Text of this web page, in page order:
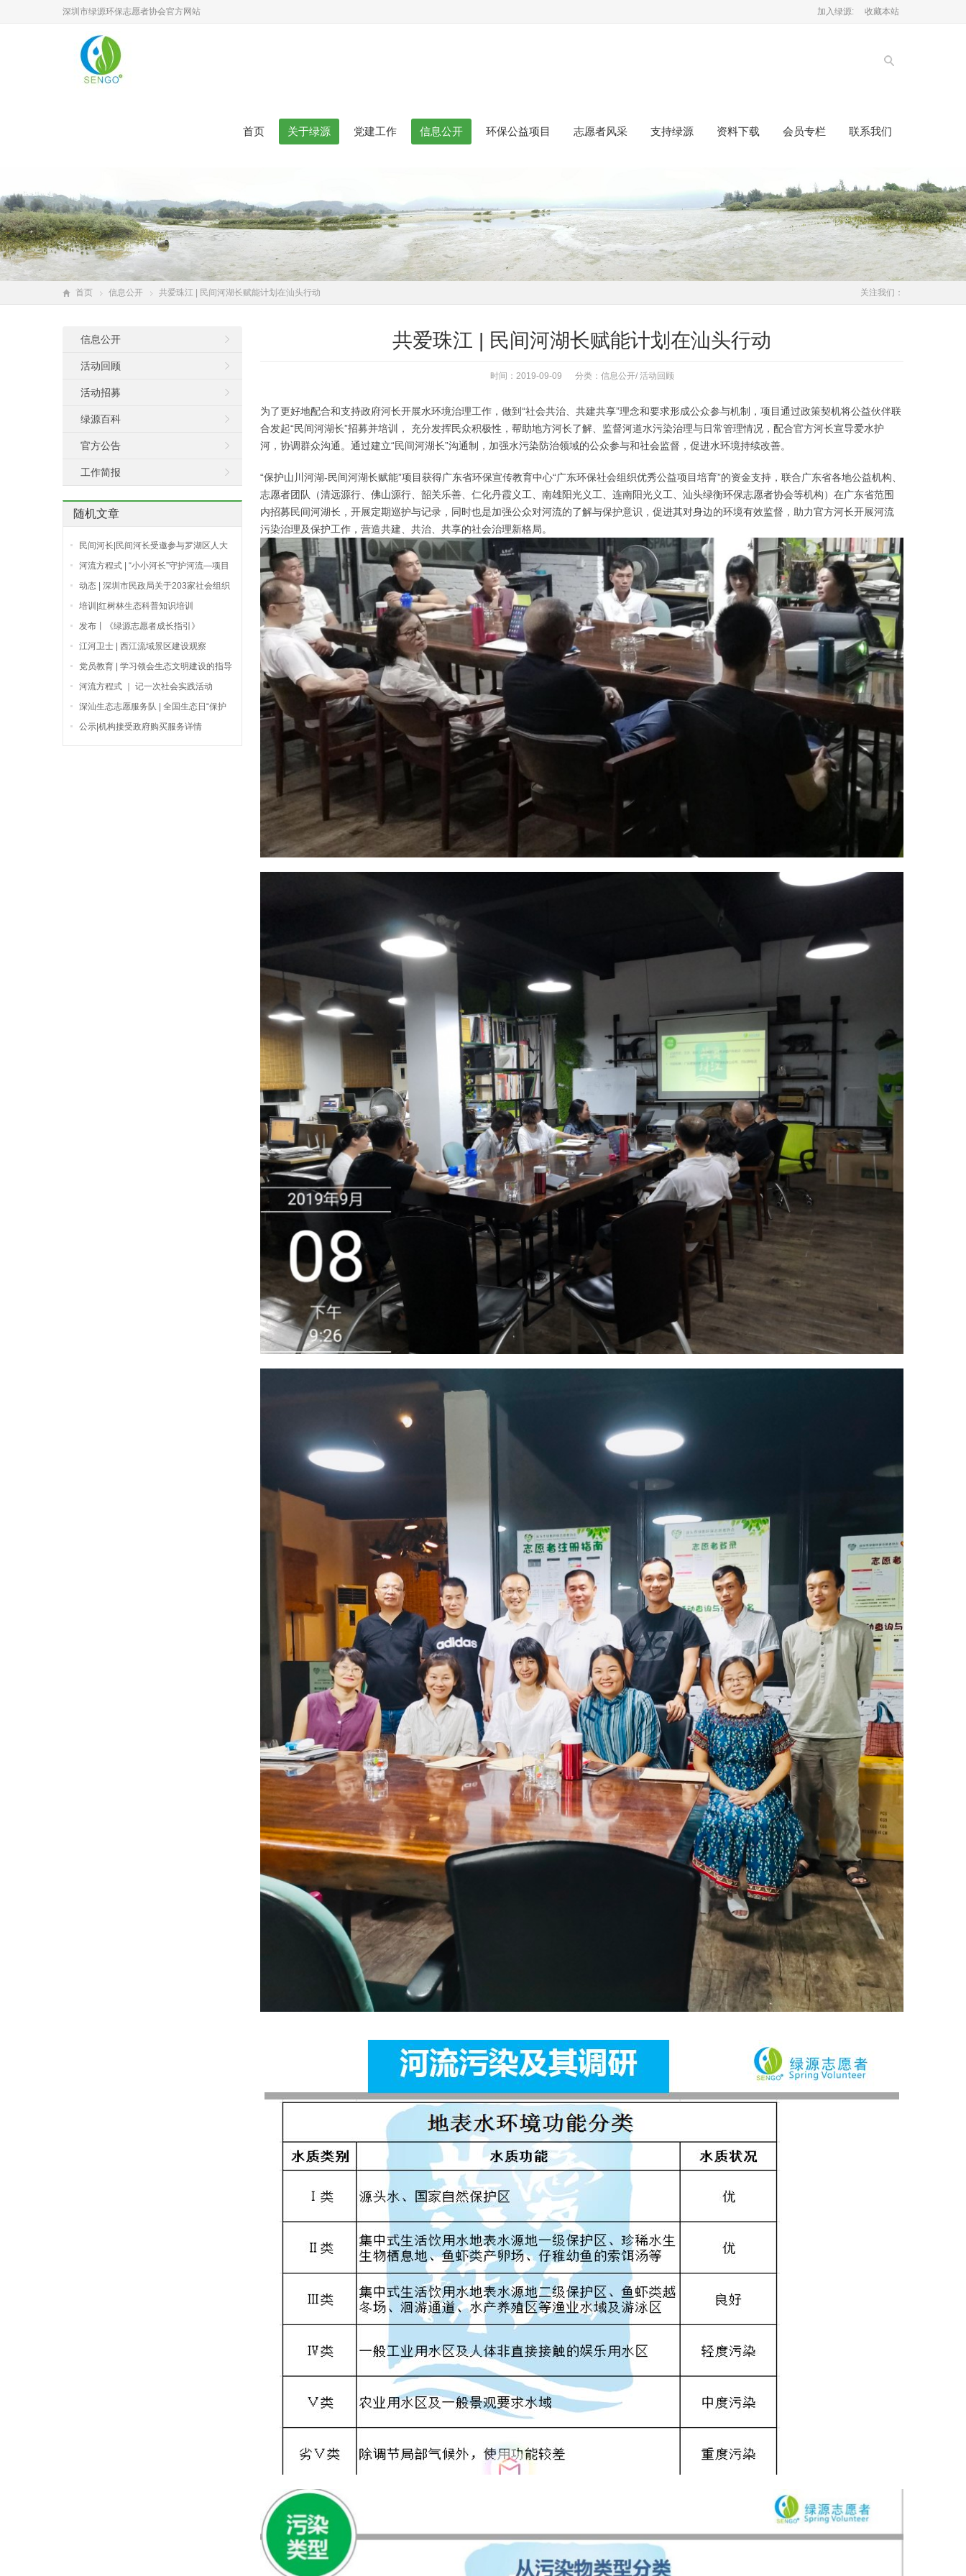
深圳市绿源环保志愿者协会官方网站 加入绿源: 收藏本站
首页 关于绿源 党建工作 信息公开 环保公益项目 志愿者风采 支持绿源 资料下载 会员专栏 联系我们
首页 信息公开 共爱珠江 | 民间河湖长赋能计划在汕头行动 关注我们：
共爱珠江 | 民间河湖长赋能计划在汕头行动
时间：2019-09-09 分类： 信息公开/ 活动回顾
为了更好地配合和支持政府河长开展水环境治理工作，做到“社会共治、共建共享”理念和要求形成公众参与机制，项目通过政策契机将公益伙伴联
合发起“民间河湖长”招募并培训， 充分发挥民众积极性，帮助地方河长了解、监督河道水污染治理与日常管理情况，配合官方河长宣导爱水护
河，协调群众沟通。通过建立“民间河湖长”沟通制，加强水污染防治领域的公众参与和社会监督，促进水环境持续改善。
“保护山川河湖-民间河湖长赋能”项目获得广东省环保宣传教育中心“广东环保社会组织优秀公益项目培育”的资金支持，联合广东省各地公益机构、
志愿者团队（清远源行、佛山源行、韶关乐善、仁化丹霞义工、南雄阳光义工、连南阳光义工、汕头绿衡环保志愿者协会等机构）在广东省范围
内招募民间河湖长，开展定期巡护与记录，同时也是加强公众对河流的了解与保护意识，促进其对身边的环境有效监督，助力官方河长开展河流
污染治理及保护工作，营造共建、共治、共享的社会治理新格局。
信息公开
活动回顾
活动招募
绿源百科
官方公告
工作简报
随机文章
民间河长|民间河长受邀参与罗湖区人大
代表河长交流会
河流方程式 | “小小河长”守护河流—项目
式学习实践活动
动态 | 深圳市民政局关于203家社会组织
标识为志愿服务组织的公示
培训|红树林生态科普知识培训
发布丨《绿源志愿者成长指引》
江河卫士 | 西江流域景区建设观察
党员教育 | 学习领会生态文明建设的指导
思想
河流方程式 ｜ 记一次社会实践活动
深汕生态志愿服务队 | 全国生态日“保护
生态，携手共进”
公示|机构接受政府购买服务详情